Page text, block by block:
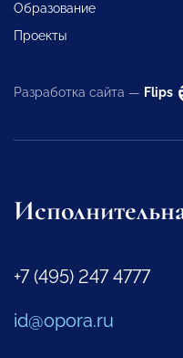
Образование
Проекты
Разработка сайта — Flips
+7 (495) 247 4777
id@opora.ru